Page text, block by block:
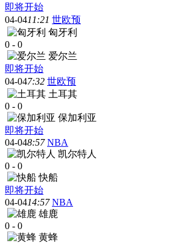
即将开始
04-0411:21 世欧预
匈牙利
0 - 0
爱尔兰
即将开始
04-047:32 世欧预
土耳其
0 - 0
保加利亚
即将开始
04-048:57 NBA
凯尔特人
0 - 0
快船
即将开始
04-0414:57 NBA
雄鹿
0 - 0
黄蜂